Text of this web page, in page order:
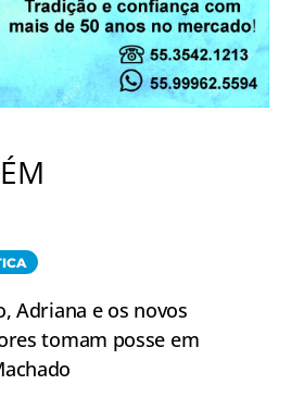
Adriana e os novos
tomam posse em